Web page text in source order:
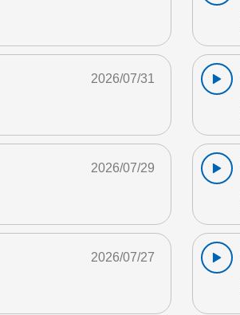
2026/07/31
2026/07/29
2026/07/27